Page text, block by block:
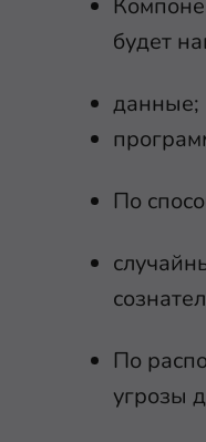
будет
данные;
По
По
угрозы